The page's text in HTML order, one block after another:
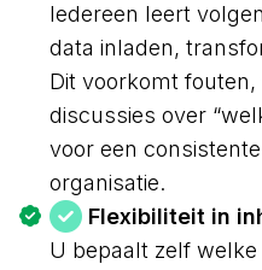
Iedereen leert
data inladen,
Dit voorkomt
discussies over
voor een
organisatie.
Flexibiliteit in
U bepaalt zelf